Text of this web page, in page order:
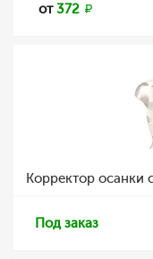
от372
Корректор осанки
Под заказ